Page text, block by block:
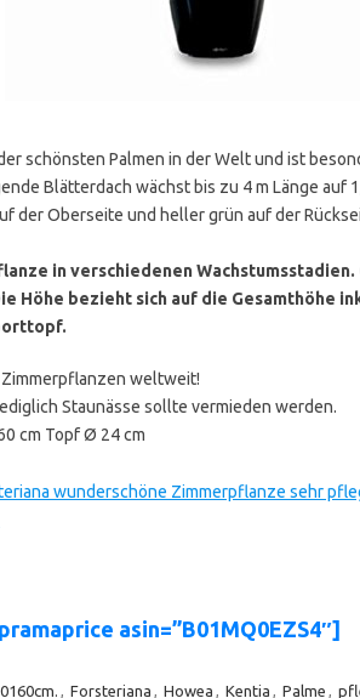
schönsten Palmen in der Welt und ist
Blätterdach wächst bis zu 4 m Länge auf
der Oberseite und heller grün auf der
in verschiedenen
Höhe bezieht sich auf die Gesamthöhe
weltweit!
Staunässe sollte vermieden werden.
cm Topf Ø 24 cm
wunderschöne Zimmerpflanze sehr
asin=”B01MQ0EZS4″]
, Forsteriana , Howea , Kentia , Palme ,